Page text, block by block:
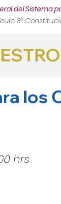
del Sistema
3°
los
hrs